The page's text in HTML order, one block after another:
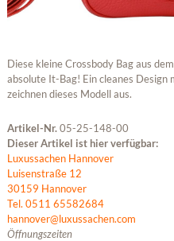
Diese kleine Crossbody Bag aus
absolute It-Bag! Ein cleanes
zeichnen dieses Modell aus.
Artikel-Nr.05-25-148-00
Dieser Artikel ist hier verfügbar:
Luxussachen Hannover
Luisenstraße 12
30159 Hannover
Tel. 0511 65582684
hannover@luxussachen.com
Öffnungszeiten